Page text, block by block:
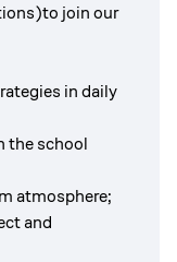
join our
in daily
the school
atmosphere;
and